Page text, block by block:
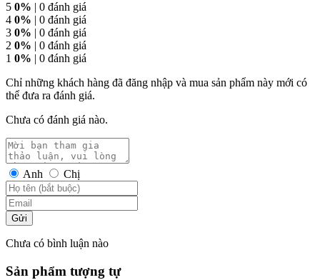
5 0% | 0 đánh giá
4 0% | 0 đánh giá
3 0% | 0 đánh giá
2 0% | 0 đánh giá
1 0% | 0 đánh giá
Chỉ những khách hàng đã đăng nhập và mua sản phẩm này mới có
thể đưa ra đánh giá.
Chưa có đánh giá nào.
Anh Chị
Gửi
Chưa có bình luận nào
Sản phẩm tượng tự